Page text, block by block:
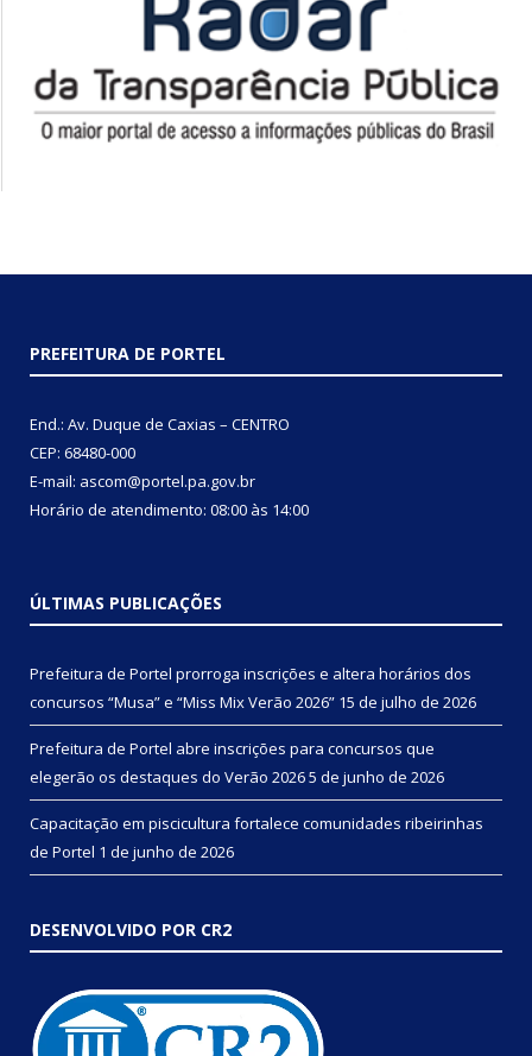
PREFEITURA DE PORTEL
End.: Av. Duque de Caxias – CENTRO
CEP: 68480-000
E-mail: ascom@portel.pa.gov.br
Horário de atendimento: 08:00 às 14:00
ÚLTIMAS PUBLICAÇÕES
Prefeitura de Portel prorroga inscrições e altera horários dos
concursos “Musa” e “Miss Mix Verão 2026” 15 de julho de 2026
Prefeitura de Portel abre inscrições para concursos que
elegerão os destaques do Verão 20265 de junho de 2026
Capacitação em piscicultura fortalece comunidades ribeirinhas
de Portel 1 de junho de 2026
DESENVOLVIDO POR CR2